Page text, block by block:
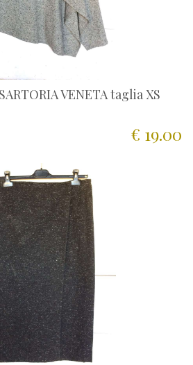
VENETA taglia XS
€ 19.00